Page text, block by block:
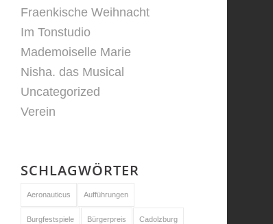
Fraenkische Weihnacht
Im Tonstudio
Mademoiselle Marie
Nisha. das Musical
Uncategorized
Verein
SCHLAGWÖRTER
Aeronauticus Aufführungen
Burgfestspiele Bürgerpreis Cadolzburg